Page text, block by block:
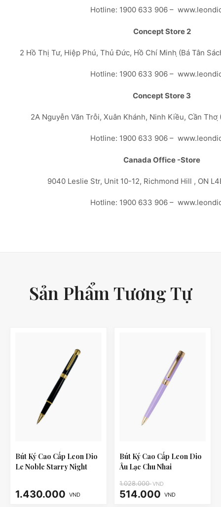
Hotline: 1900 633 906 –
Concept Store 2
2 Hồ Thị Tư, Hiệp Phú, Thủ Đức, Hồ Chí Minh ̣(Bá Tân
Hotline: 1900 633 906 –
Concept Store 3
2A Nguyễn Văn Trỗi, Xuân Khánh, Ninh Kiều, Cần Thơ
Hotline: 1900 633 906 –
Canada Office -Store
9040 Leslie Str, Unit 10-12, Richmond Hill , ON
Hotline: 1900 633 906 –
Sản Phẩm Tương Tự
Bút Ký Cao Cấp Leon Dio
Le Noble Starry Night
1.430.000 VND
Bút Ký Cao Cấp Leon Dio
Âu Lạc Chu Nhai
1.028.000VND
514.000 VND